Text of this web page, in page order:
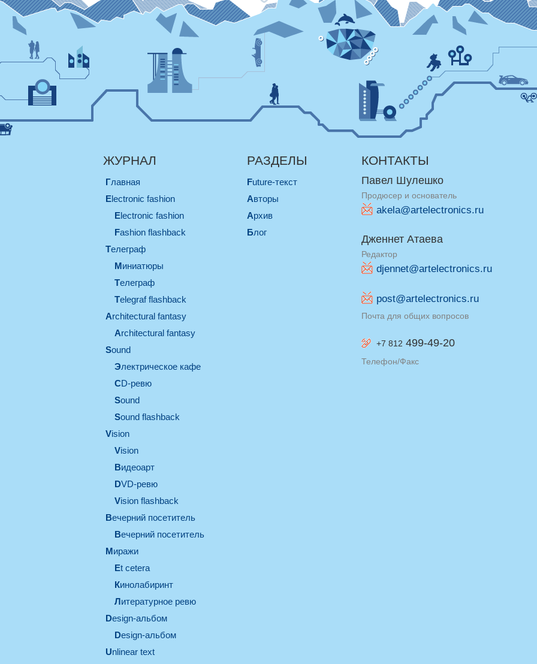
ЖУРНАЛ
Главная
electronic fashion
electronic fashion
Fashion flashback
телеграф
миниатюры
телеграф
Telegraf flashback
architectural fantasy
architectural fantasy
sound
электрическое кафе
CD-ревю
sound
Sound flashback
vision
vision
видеоарт
DVD-ревю
Vision flashback
вечерний посетитель
вечерний посетитель
миражи
et cetera
кинолабиринт
литературное ревю
design-альбом
design-альбом
unlinear text
РАЗДЕЛЫ
Future-текст
Авторы
Архив
Блог
КОНТАКТЫ
Павел Шулешко
Продюсер и основатель
akela@artelectronics.ru
Дженнет Атаева
Редактор
djennet@artelectronics.ru
post@artelectronics.ru
Почта для общих вопросов
+7 812 499-49-20
Телефон/Факс